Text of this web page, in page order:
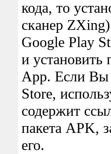
кода, то
сканер
Google Play
и
App. Если Вы
Store,
содержит
пакета APK,
его.